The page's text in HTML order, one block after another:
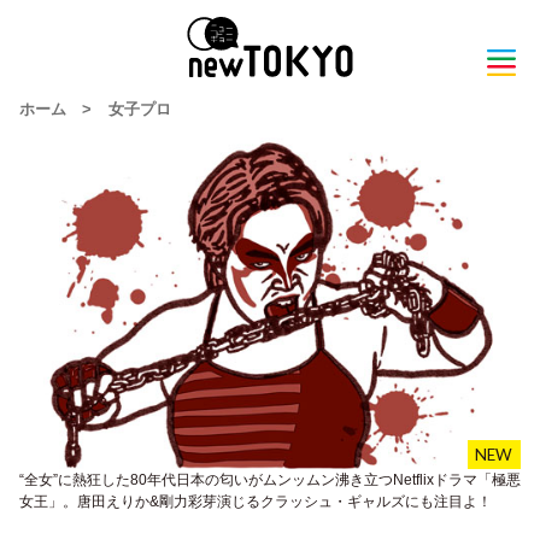
ホーム > 女子プロ
“全女”に熱狂した80年代日本の匂いがムンッムン沸き立つNetflixドラマ「極悪
女王」。唐田えりか&剛力彩芽演じるクラッシュ・ギャルズにも注目よ！